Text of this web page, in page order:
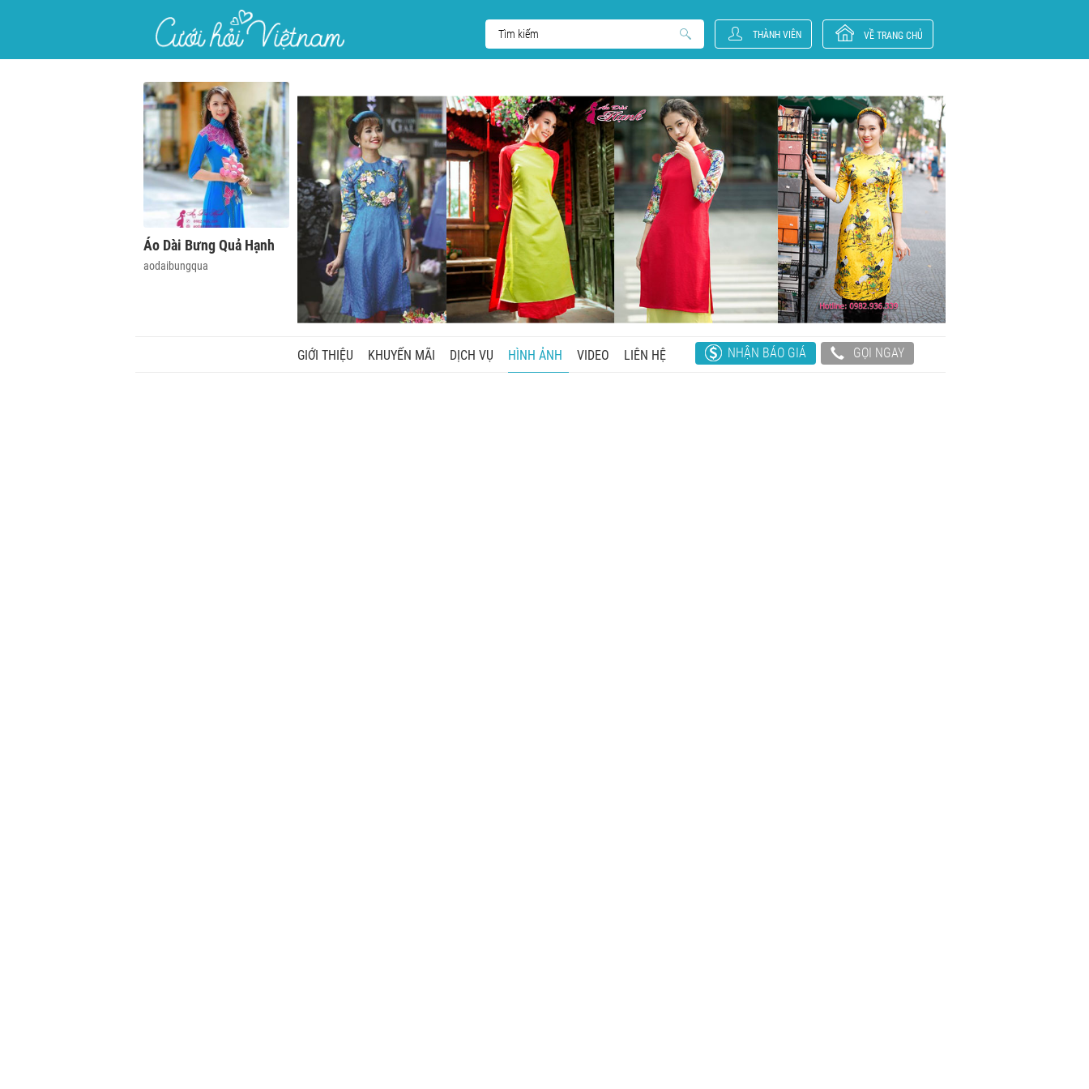
THÀNH VIÊN VỀ TRANG CHỦ
Áo Dài Bưng Quả Hạnh
aodaibungqua
GIỚI THIỆU KHUYẾN MÃI DỊCH VỤ HÌNH ẢNH VIDEO LIÊN HỆ NHẬN BÁO GIÁ GỌI NGAY